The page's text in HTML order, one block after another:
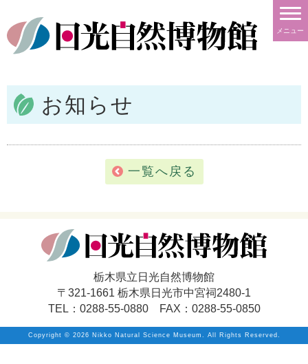
メニュー
お知らせ
一覧へ戻る
栃木県立日光自然博物館
〒321-1661 栃木県日光市中宮祠2480-1
TEL：0288-55-0880 FAX：0288-55-0850
Copyright © 2026 Nikko Natural Science Museum. All Rights Reserved.